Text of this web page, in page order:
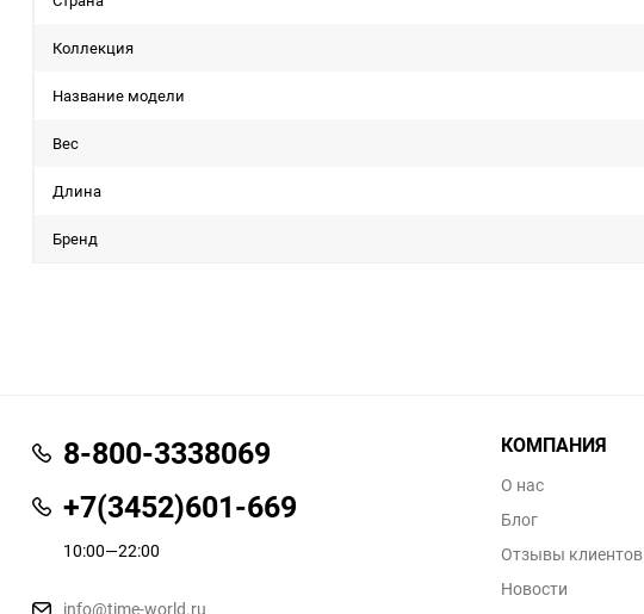
Коллекция
Название модели
Вес
Длина
Бренд
8-800-3338069
+7(3452)601-669
10:00—22:00
info@time-world.ru
КОМПАНИЯ
О нас
Блог
Отзывы клиентов
Новости